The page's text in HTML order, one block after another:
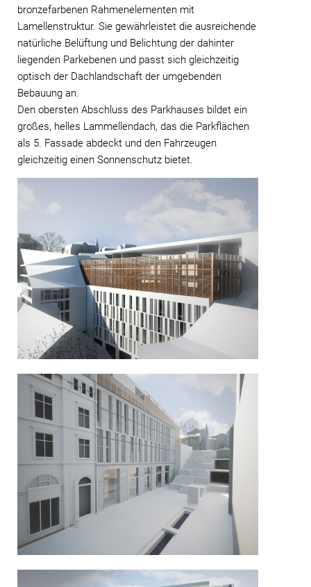
bronzefarbenen Rahmenelementen mit
Lamellenstruktur. Sie gewährleistet die ausreichende
natürliche Belüftung und Belichtung der dahinter
liegenden Parkebenen und passt sich gleichzeitig
optisch der Dachlandschaft der umgebenden
Bebauung an.
Den obersten Abschluss des Parkhauses bildet ein
großes, helles Lammellendach, das die Parkflächen
als 5. Fassade abdeckt und den Fahrzeugen
gleichzeitig einen Sonnenschutz bietet.